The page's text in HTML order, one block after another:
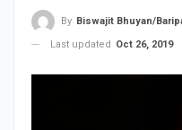
By Biswajit Bhuyan/
Last updated Oct 26, 2019